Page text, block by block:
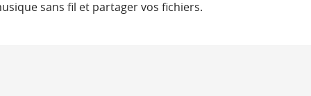
sans fil et partager vos fichiers.